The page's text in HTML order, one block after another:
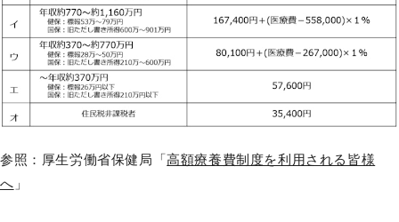
参照：厚生労働省保健局「高額療養費制度を利用される皆様
へ 」